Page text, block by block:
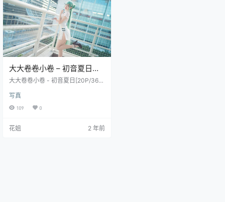
大大卷卷小卷 – 初音夏日
[20P/36M]
大大卷卷小卷 - 初音夏日[20P/36
写真
109 0
花姐 2 年前